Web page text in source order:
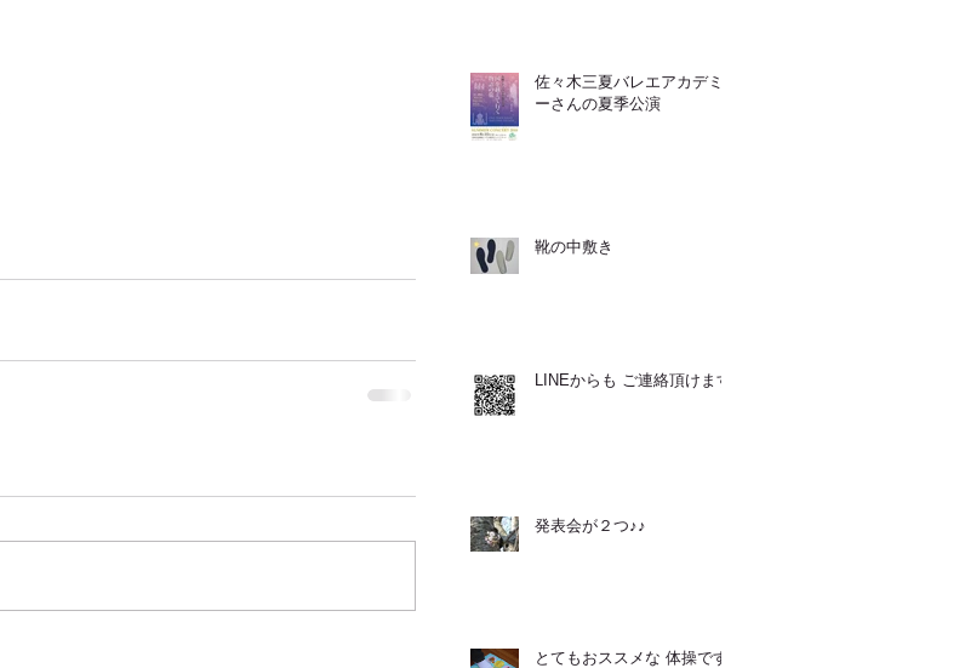
佐々木三夏バレエアカデミ
ーさんの夏季公演
靴の中敷き
LINEからも ご連絡頂けます
発表会が２つ♪♪
とてもおススメな 体操です